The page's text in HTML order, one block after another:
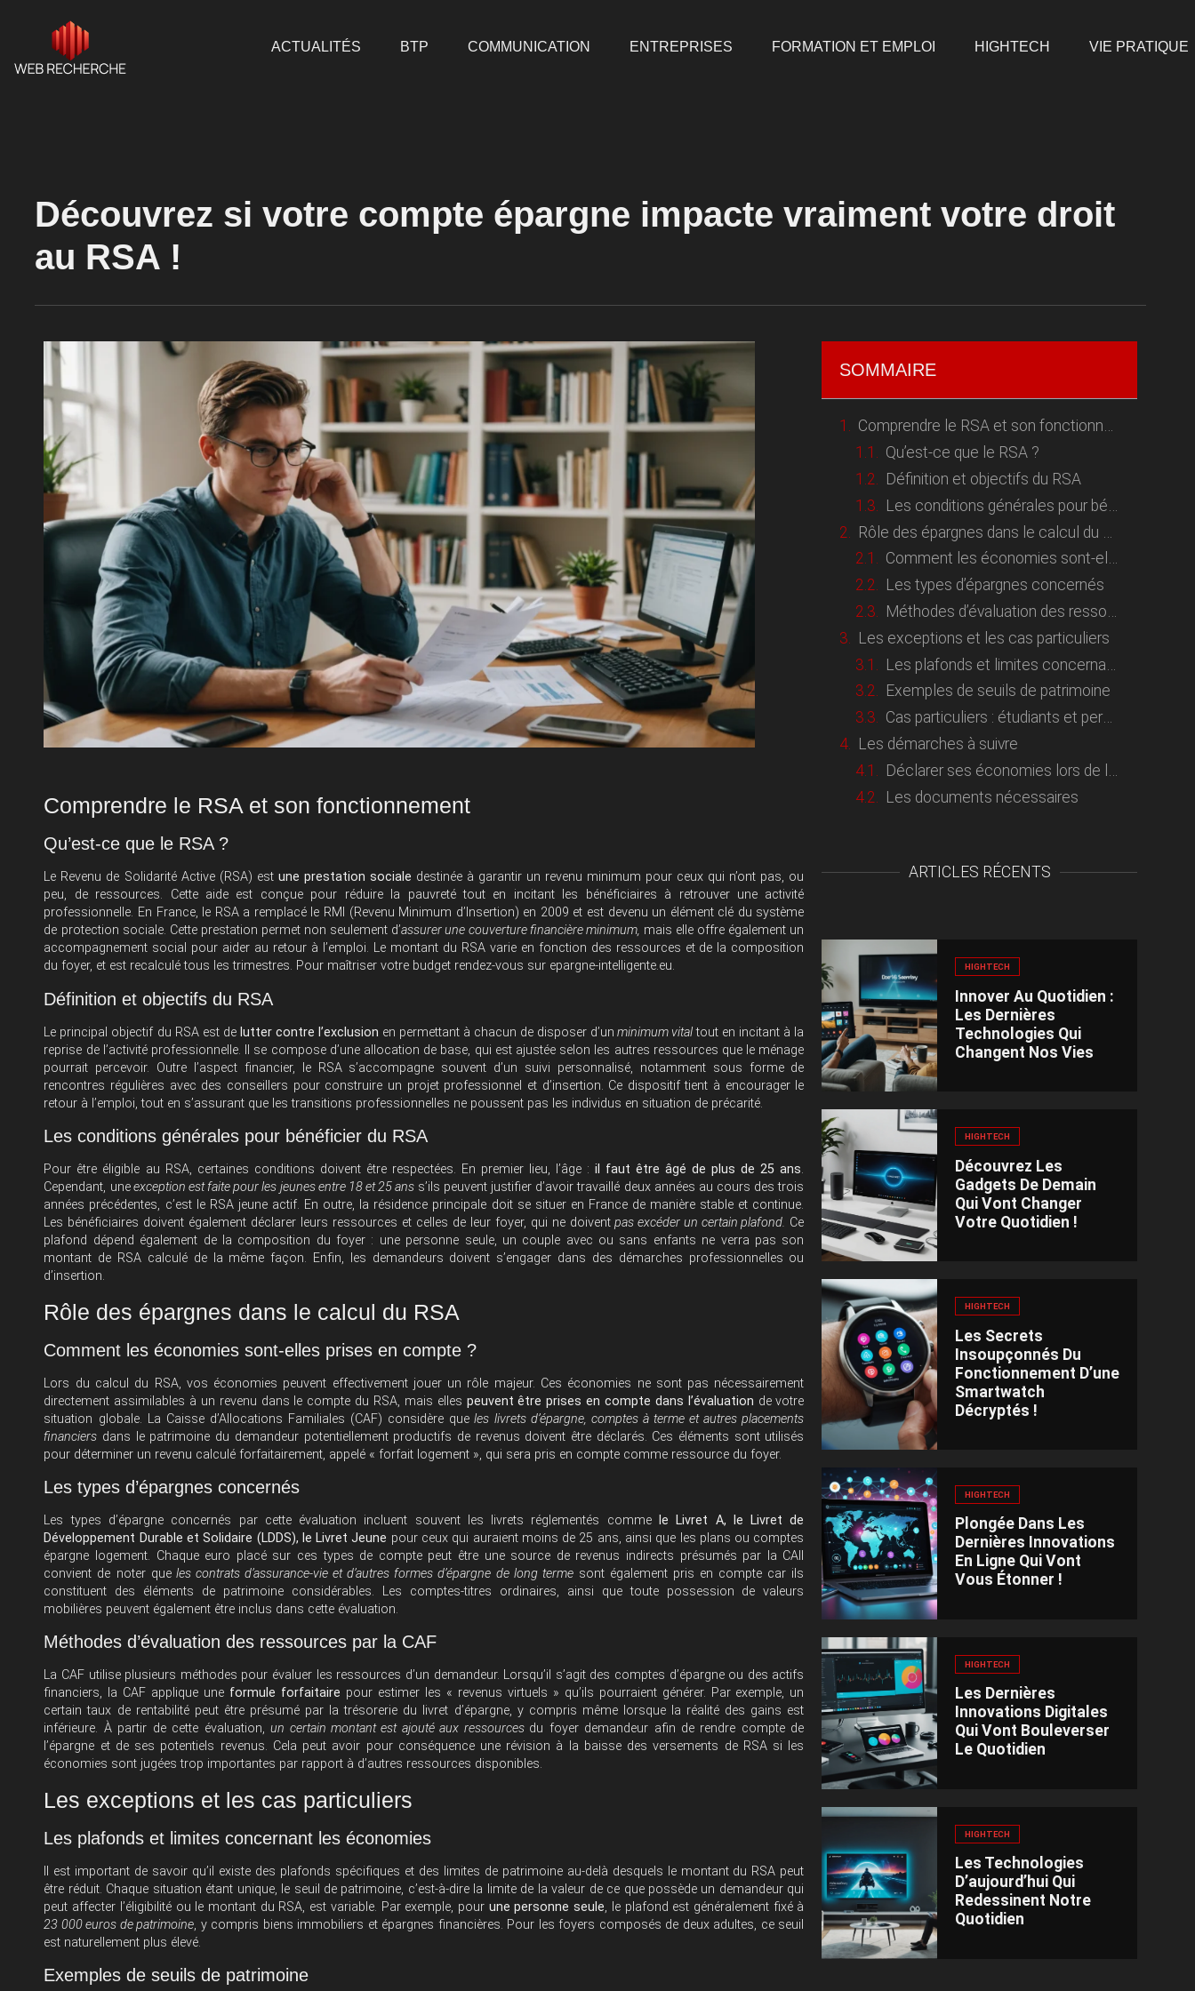
ACTUALITÉS BTP COMMUNICATION ENTREPRISES FORMATION ET EMPLOI HIGHTECH VIE PRATIQUE
Découvrez si votre compte épargne impacte vraiment votre droit
au RSA !
Comprendre le RSA et son fonctionnement
Qu’est-ce que le RSA ?
Le Revenu de Solidarité Active (RSA) est une prestation sociale destinée à garantir un revenu minimum pour ceux qui n’ont pas, ou
peu, de ressources. Cette aide est conçue pour réduire la pauvreté tout en incitant les bénéficiaires à retrouver une activité
professionnelle. En France, le RSA a remplacé le RMI (Revenu Minimum d’Insertion) en 2009 et est devenu un élément clé du système
de protection sociale. Cette prestation permet non seulement d’assurer une couverture financière minimum, mais elle offre également un
accompagnement social pour aider au retour à l’emploi. Le montant du RSA varie en fonction des ressources et de la composition
du foyer, et est recalculé tous les trimestres. Pour maîtriser votre budget rendez-vous sur epargne-intelligente.eu.
Définition et objectifs du RSA
Le principal objectif du RSA est de lutter contre l’exclusion en permettant à chacun de disposer d’un minimum vitaltout en incitant à la
reprise de l’activité professionnelle. Il se compose d’une allocation de base, qui est ajustée selon les autres ressources que le ménage
pourrait percevoir. Outre l’aspect financier, le RSA s’accompagne souvent d’un suivi personnalisé, notamment sous forme de
rencontres régulières avec des conseillers pour construire un projet professionnel et d’insertion. Ce dispositif tient à encourager le
retour à l’emploi, tout en s’assurant que les transitions professionnelles ne poussent pas les individus en situation de précarité.
Les conditions générales pour bénéficier du RSA
Pour être éligible au RSA, certaines conditions doivent être respectées. En premier lieu, l’âge : il faut être âgé de plus de 25 ans.
Cependant, uneexception est faite pour les jeunes entre 18 et 25 ans s’ils peuvent justifier d’avoir travaillé deux années au cours des trois
années précédentes, c’est le RSA jeune actif. En outre, la résidence principale doit se situer en France de manière stable et continue.
Les bénéficiaires doivent également déclarer leurs ressources et celles de leur foyer, qui ne doiventpas excéder un certain plafond. Ce
plafond dépend également de la composition du foyer : une personne seule, un couple avec ou sans enfants ne verra pas son
montant de RSA calculé de la même façon. Enfin, les demandeurs doivent s’engager dans des démarches professionnelles ou
d’insertion.
Rôle des épargnes dans le calcul du RSA
Comment les économies sont-elles prises en compte ?
Lors du calcul du RSA, vos économies peuvent effectivement jouer un rôle majeur. Ces économies ne sont pas nécessairement
directement assimilables à un revenu dans le compte du RSA, mais elles peuvent être prises en compte dans l’évaluation de votre
situation globale. La Caisse d’Allocations Familiales (CAF) considère que les livrets d’épargne, comptes à terme et autres placements
financiers dans le patrimoine du demandeur potentiellement productifs de revenus doivent être déclarés. Ces éléments sont utilisés
pour déterminer un revenu calculé forfaitairement, appelé « forfait logement », qui sera pris en compte comme ressource du foyer.
Les types d’épargnes concernés
Les types d’épargne concernés par cette évaluation incluent souvent les livrets réglementés commele Livret A, le Livret de
Développement Durable et Solidaire (LDDS), le Livret Jeune pour ceux qui auraient moins de 25 ans, ainsi que les plans ou comptes
épargne logement. Chaque euro placé sur ces types de compte peut être une source de revenus indirects présumés par la CAIl
convient de noter queles contrats d’assurance-vie et d’autres formes d’épargne de long termesont également pris en compte car ils
constituent des éléments de patrimoine considérables. Les comptes-titres ordinaires, ainsi que toute possession de valeurs
mobilières peuvent également être inclus dans cette évaluation.
Méthodes d’évaluation des ressources par la CAF
La CAF utilise plusieurs méthodes pour évaluer les ressources d’un demandeur. Lorsqu’il s’agit des comptes d’épargne ou des actifs
financiers, la CAF applique une formule forfaitaire pour estimer les « revenus virtuels » qu’ils pourraient générer. Par exemple, un
certain taux de rentabilité peut être présumé par la trésorerie du livret d’épargne, y compris même lorsque la réalité des gains est
inférieure. À partir de cette évaluation,un certain montant est ajouté aux ressources du foyer demandeur afin de rendre compte de
l’épargne et de ses potentiels revenus. Cela peut avoir pour conséquence une révision à la baisse des versements de RSA si les
économies sont jugées trop importantes par rapport à d’autres ressources disponibles.
Les exceptions et les cas particuliers
Les plafonds et limites concernant les économies
Il est important de savoir qu’il existe des plafonds spécifiques et des limites de patrimoine au-delà desquels le montant du RSA peut
être réduit. Chaque situation étant unique, le seuil de patrimoine, c’est-à-dire la limite de la valeur de ce que possède un demandeur qui
peut affecter l’éligibilité ou le montant du RSA, est variable. Par exemple, pourune personne seule, le plafond est généralement fixé à
23 000 euros de patrimoine, y compris biens immobiliers et épargnes financières. Pour les foyers composés de deux adultes, ce seuil
est naturellement plus élevé.
Exemples de seuils de patrimoine
SOMMAIRE
Comprendre le RSA et son fonctionnement
Qu’est-ce que le RSA ?
Définition et objectifs du RSA
Comment les économies sont-elles prises en compte ?
Les types d’épargnes concernés
Les exceptions et les cas particuliers
Exemples de seuils de patrimoine
Cas particuliers : étudiants et personnes en situation de handicap
Les démarches à suivre
Les documents nécessaires
ARTICLES RÉCENTS
HIGHTECH
Innover Au Quotidien :
Les Dernières
Technologies Qui
Changent Nos Vies
HIGHTECH
Découvrez Les
Gadgets De Demain
Qui Vont Changer
Votre Quotidien !
HIGHTECH
Les Secrets
Insoupçonnés Du
Fonctionnement D’une
Smartwatch
Décryptés !
HIGHTECH
Plongée Dans Les
Dernières Innovations
En Ligne Qui Vont
Vous Étonner !
HIGHTECH
Les Dernières
Innovations Digitales
Qui Vont Bouleverser
Le Quotidien
HIGHTECH
Les Technologies
D’aujourd’hui Qui
Redessinent Notre
Quotidien